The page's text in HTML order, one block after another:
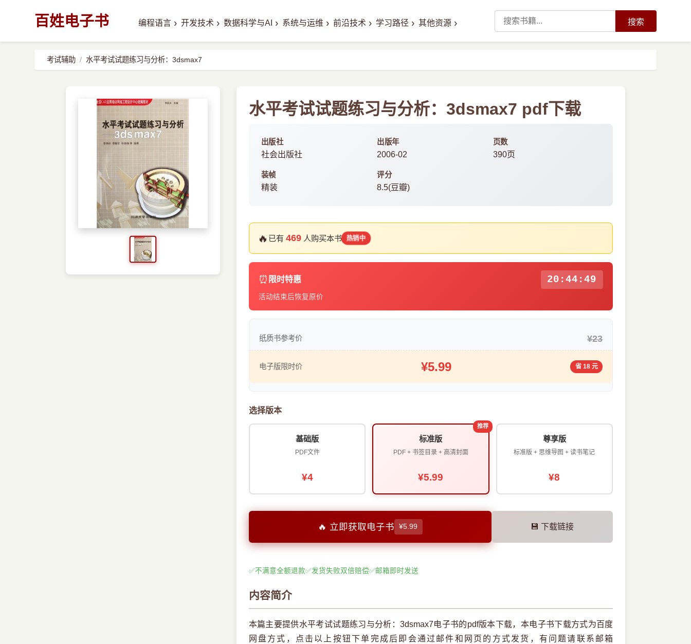
百姓电子书 编程语言 › 开发技术 › 数据科学与AI › 系统与运维 › 前沿技术 › 学习路径 › 其他资源 › 搜索
考试辅助 水平考试试题练习与分析：3dsmax7
水平考试试题练习与分析：3dsmax7 pdf下载
出版社
社会出版社
出版年
2006-02
页数
390页
装帧
精装
评分
8.5(豆瓣)
🔥 已有 469人购买本书 热销中
⏰ 限时特惠 20:44:48
活动结束后恢复原价
纸质书参考价 ¥23
电子版限时价 ¥5.99 省 18 元
选择版本
基础版
PDF文件
¥4
推荐
标准版
PDF + 书签目录 + 高清封面
¥5.99
尊享版
标准版 + 思维导图 + 读书笔记
¥8
🔥 立即获取电子书 ¥5.99 💾 下载链接
✅不满意全额退款✅发货失败双倍赔偿✅邮箱即时发送
内容简介
本篇主要提供水平考试试题练习与分析：3dsmax7电子书的pdf版本下载，本电子书下载方式为百度
网盘方式，点击以上按钮下单完成后即会通过邮件和网页的方式发货，有问题请联系邮箱